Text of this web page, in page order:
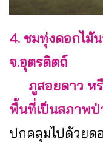
4. ชมทุ่งดอกไม้
จ.อุตรดิตถ์
ภูสอยดาว ห
พื้นที่เป็นสภาพ
ปกคลุมไปด้วยด